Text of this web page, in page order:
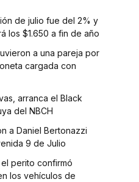
de julio fue del 2% y
los $1.650 a fin de año
a una pareja por
cargada con
arranca el Black
del NBCH
a Daniel Bertonazzi
9 de Julio
perito confirmó
los vehículos de